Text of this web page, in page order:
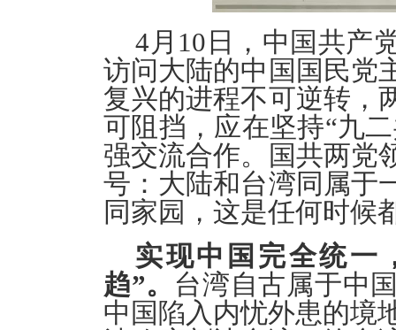
4月10日，中国共产
访问大陆的中国国民党
复兴的进程不可逆转，
可阻挡，应在坚持“九
强交流合作。国共两党
号：大陆和台湾同属于
同家园，这是任何时候
实现中国完全统一
趋”。 台湾自古属于中
中国陷入内忧外患的境